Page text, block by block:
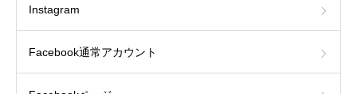
Instagram
Facebook通常アカウント